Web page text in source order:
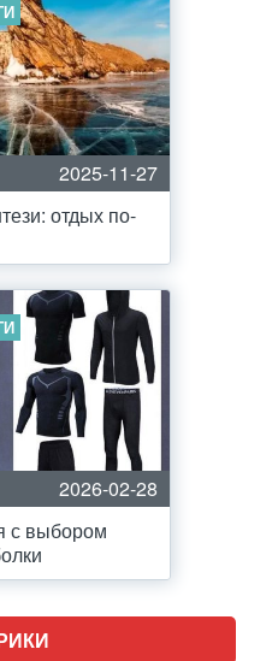
2025-11-27
отдых по-
2026-02-28
с выбором